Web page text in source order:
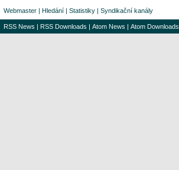
Webmaster | Hledání | Statistiky | Syndikační kanály
RSS News | RSS Downloads | Atom News | Atom Downloads